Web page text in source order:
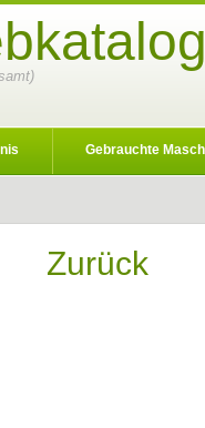
Gebrauchte
Zurück